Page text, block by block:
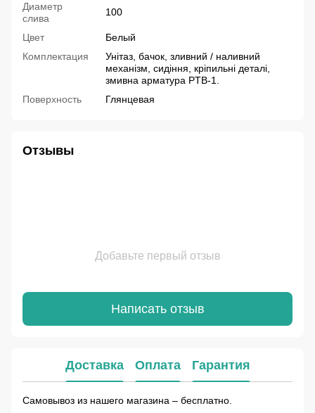
Диаметр
слива
100
Цвет
Белый
Комплектация
Унітаз, бачок, зливний / наливний
механізм, сидіння, кріпильні деталі,
змивна арматура PTB-1.
Поверхность
Глянцевая
Отзывы
Добавьте первый отзыв
Написать отзыв
Доставка Оплата Гарантия
Самовывоз из нашего магазина – бесплатно.